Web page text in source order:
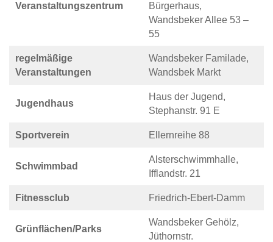
Veranstaltungszentrum
Bürgerhaus,
Wandsbeker Allee 53 –
55
regelmäßige
Veranstaltungen
Wandsbeker Familade,
Wandsbek Markt
Jugendhaus
Haus der Jugend,
Stephanstr. 91 E
Sportverein Ellernreihe 88
Schwimmbad
Alsterschwimmhalle,
Ifflandstr. 21
Fitnessclub Friedrich-Ebert-Damm
Grünflächen/Parks
Wandsbeker Gehölz,
Jüthornstr.